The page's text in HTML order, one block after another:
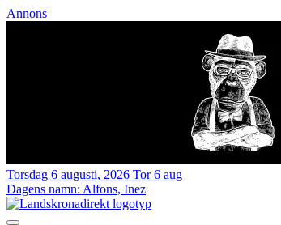
Annons
Torsdag 6 augusti, 2026 Tor 6 aug
Dagens namn: Alfons, Inez